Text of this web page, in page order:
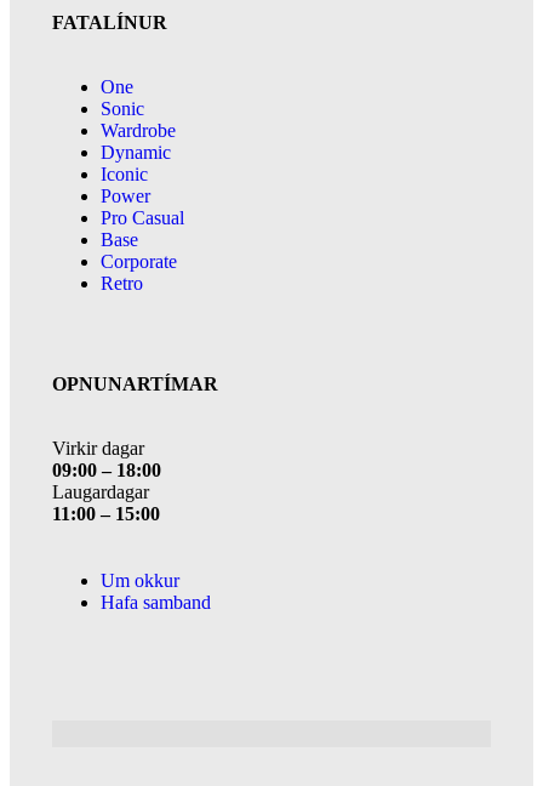
FATALÍNUR
One
Sonic
Wardrobe
Dynamic
Iconic
Power
Pro Casual
Base
Corporate
Retro
OPNUNARTÍMAR
Virkir dagar
09:00 – 18:00
Laugardagar
11:00 – 15:00
Um okkur
Hafa samband